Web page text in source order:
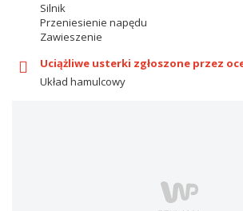
Silnik
Przeniesienie napędu
Zawieszenie
Uciążliwe usterki zgłoszone przez
Układ hamulcowy